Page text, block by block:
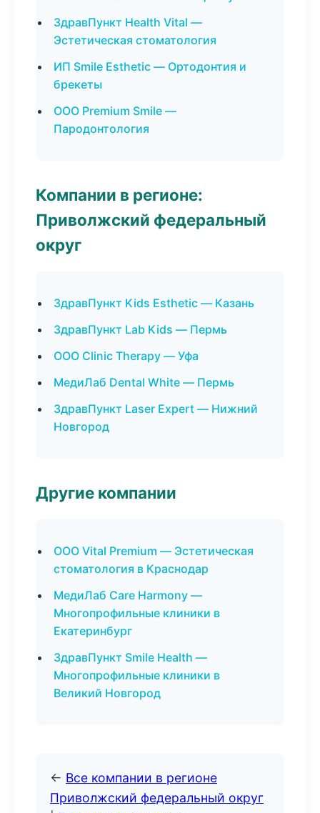
ЗдравПункт Health Vital —
Эстетическая стоматология
ИП Smile Esthetic — Ортодонтия и
брекеты
ООО Premium Smile —
Пародонтология
Компании в регионе:
Приволжский федеральный
округ
ЗдравПункт Kids Esthetic — Казань
ЗдравПункт Lab Kids — Пермь
ООО Clinic Therapy — Уфа
МедиЛаб Dental White — Пермь
ЗдравПункт Laser Expert — Нижний
Новгород
Другие компании
ООО Vital Premium — Эстетическая
стоматология в Краснодар
МедиЛаб Care Harmony —
Многопрофильные клиники в
Екатеринбург
ЗдравПункт Smile Health —
Многопрофильные клиники в
Великий Новгород
← Все компании в регионе
Приволжский федеральный округ